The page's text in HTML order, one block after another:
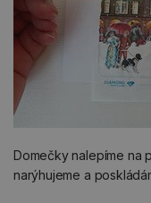
Domečky nalepíme na
narýhujeme a